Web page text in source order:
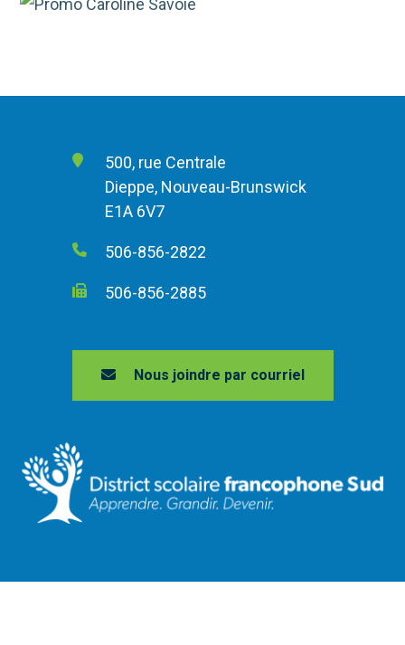
500, rue Centrale
Dieppe, Nouveau-Brunswick
E1A 6V7
506-856-2822
506-856-2885
Nous joindre par courriel